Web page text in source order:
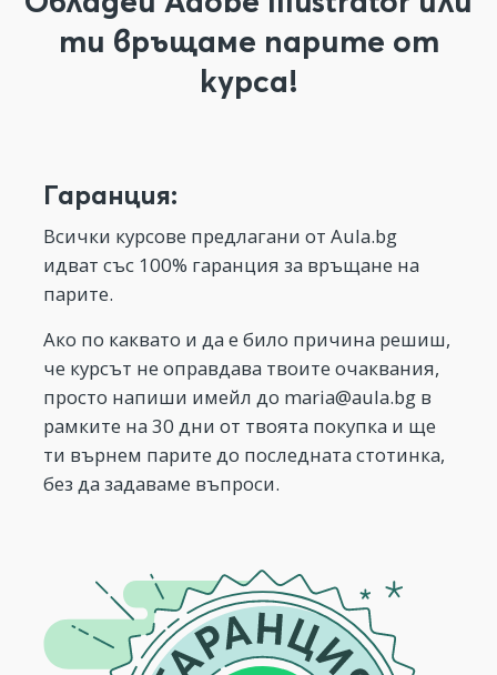
ти връщаме парите от
курса!
Гаранция:
Всички курсове предлагани от Aula.bg
идват със 100% гаранция за връщане на
парите.
Ако по каквато и да е било причина решиш,
че курсът не оправдава твоите очаквания,
просто напиши имейл до maria@aula.bg в
рамките на 30 дни от твоята покупка и ще
ти върнем парите до последната стотинка,
без да задаваме въпроси.